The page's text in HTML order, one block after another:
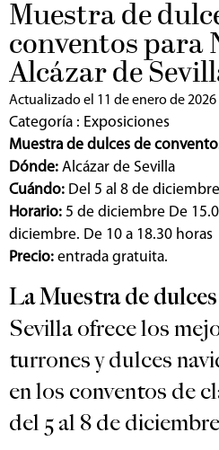
Muestra de
conventos para
Alcázar de
Actualizado el 11 de enero de 2026
Categoría : Exposiciones
Muestra de dulces de
Dónde: Alcázar de Sevilla
Cuándo: Del 5 al 8 de
Horario: 5 de diciembre De
diciembre. De 10 a 18.30 horas
Precio: entrada gratuita.
La Muestra de
Sevilla ofrece los
turrones y dulces
en los conventos de
del 5 al 8 de diciembre